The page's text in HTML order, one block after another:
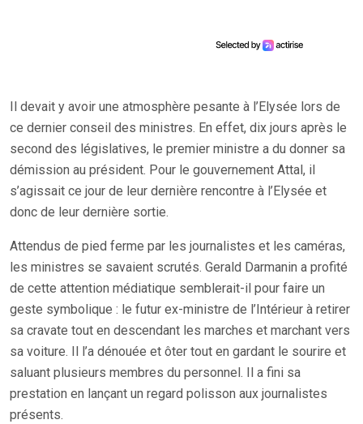
Il devait y avoir une atmosphère pesante à l’Elysée lors de
ce dernier conseil des ministres. En effet, dix jours après le
second des législatives, le premier ministre a du donner sa
démission au président. Pour le gouvernement Attal, il
s’agissait ce jour de leur dernière rencontre à l’Elysée et
donc de leur dernière sortie.
Attendus de pied ferme par les journalistes et les caméras,
les ministres se savaient scrutés. Gerald Darmanin a profité
de cette attention médiatique semblerait-il pour faire un
geste symbolique : le futur ex-ministre de l’Intérieur à retirer
sa cravate tout en descendant les marches et marchant vers
sa voiture. Il l’a dénouée et ôter tout en gardant le sourire et
saluant plusieurs membres du personnel. Il a fini sa
prestation en lançant un regard polisson aux journalistes
présents.